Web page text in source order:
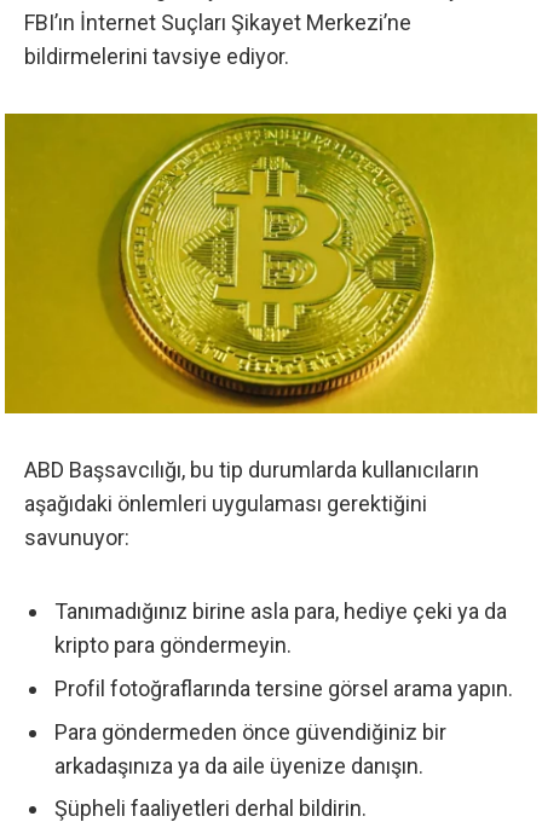
FBI’ın İnternet Suçları Şikayet Merkezi’ne
bildirmelerini tavsiye ediyor.
ABD Başsavcılığı, bu tip durumlarda kullanıcıların
aşağıdaki önlemleri uygulaması gerektiğini
savunuyor:
Tanımadığınız birine asla para, hediye çeki ya da
kripto para göndermeyin.
Profil fotoğraflarında tersine görsel arama yapın.
Para göndermeden önce güvendiğiniz bir
arkadaşınıza ya da aile üyenize danışın.
Şüpheli faaliyetleri derhal bildirin.